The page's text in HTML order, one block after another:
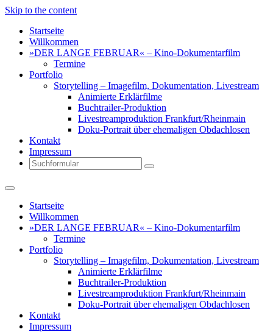
Skip to the content
Startseite
Willkommen
»DER LANGE FEBRUAR« – Kino-Dokumentarfilm
Termine
Portfolio
Storytelling – Imagefilm, Dokumentation, Livestream
Animierte Erklärfilme
Buchtrailer-Produktion
Livestreamproduktion Frankfurt/Rheinmain
Doku-Portrait über ehemaligen Obdachlosen
Kontakt
Impressum
Search
Startseite
Willkommen
»DER LANGE FEBRUAR« – Kino-Dokumentarfilm
Termine
Portfolio
Storytelling – Imagefilm, Dokumentation, Livestream
Animierte Erklärfilme
Buchtrailer-Produktion
Livestreamproduktion Frankfurt/Rheinmain
Doku-Portrait über ehemaligen Obdachlosen
Kontakt
Impressum